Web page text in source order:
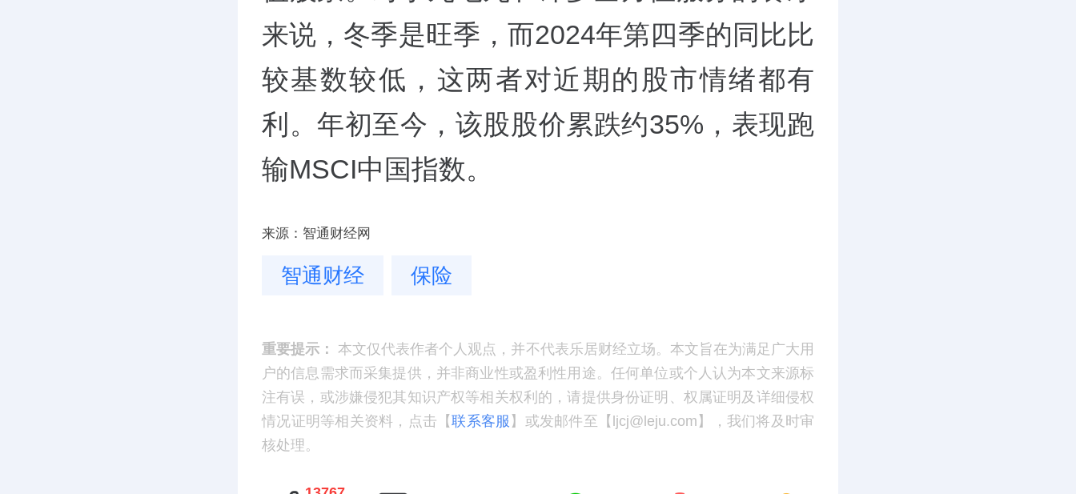
来说，冬季是旺季，而2024年第四季的同比比
较基数较低，这两者对近期的股市情绪都有
利。年初至今，该股股价累跌约35%，表现跑
输MSCI中国指数。
来源：智通财经网
智通财经 保险
重要提示：
本文仅代表作者个人观点，并不代表乐居财经立场。本文旨在为满足广大用
户的信息需求而采集提供，并非商业性或盈利性用途。任何单位或个人认为本文来源标
注有误，或涉嫌侵犯其知识产权等相关权利的，请提供身份证明、权属证明及详细侵权
情况证明等相关资料，点击【联系客服 】或发邮件至【ljcj@leju.com】，我们将及时审
核处理。